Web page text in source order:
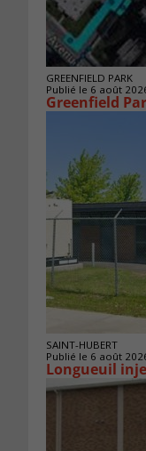
GREENFIELD PARK
Publié le 6 août
SAINT-HUBERT
Publié le 6 août
Longueuil